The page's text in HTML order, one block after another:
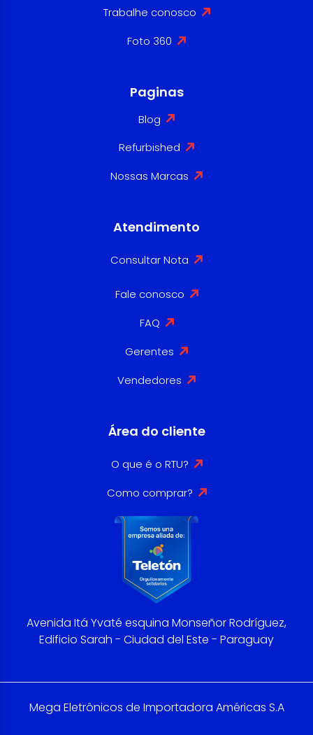
Trabalhe conosco
Foto 360
Paginas
Blog
Refurbished
Nossas Marcas
Atendimento
Consultar Nota
Fale conosco
FAQ
Gerentes
Vendedores
Área do cliente
O que é o RTU?
Como comprar?
Avenida Itá Yvaté esquina Monseñor Rodríguez,
Edificio Sarah - Ciudad del Este - Paraguay
Mega Eletrônicos de Importadora Américas S.A